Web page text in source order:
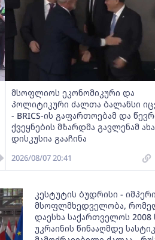
მსოფლიოს ეკონომიკური და
პოლიტიკური ძალთა ბალანსი
- BRICS-ის გაფართოებამ და
ქვეყნების მზარდმა გავლენამ
დისკუსია გააჩინა
2026/08/07 20:41
კესტუტის ბუდრისი -
მსოფლმხედველობა,
დაესხა საქართველოს
უკრაინის წინააღმდე